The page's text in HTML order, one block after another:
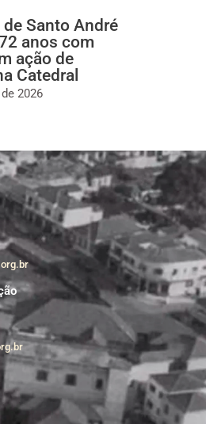
de Santo André
anos com
ação de
Catedral
2026